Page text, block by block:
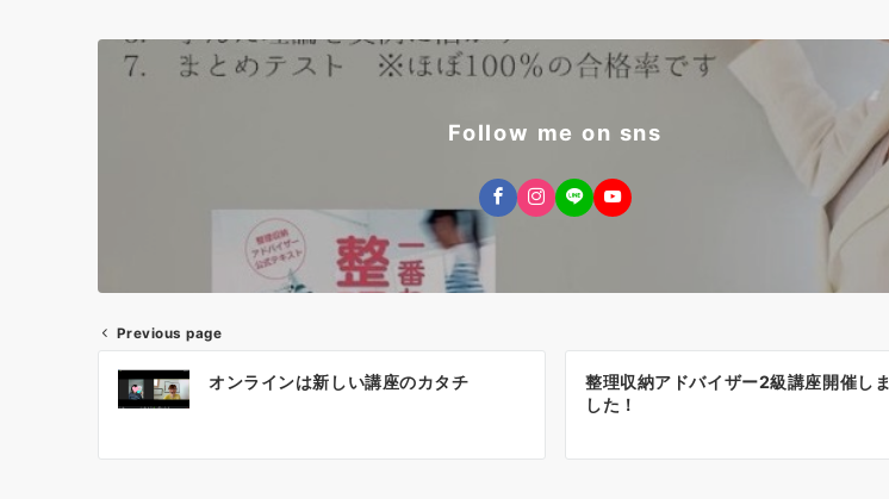
Follow me on sns
投
稿
Previous page
オンラインは新しい講座のカタチ
整理収納アドバイザー2級講座開催しま
した！